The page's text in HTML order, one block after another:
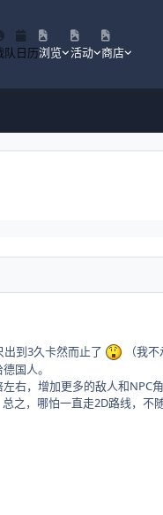
队 日历浏览 活动 商店
到3久卡然而止了
（我
国人。
右，增加更多的敌人和NPC
之，哪怕一直走2D路线，不